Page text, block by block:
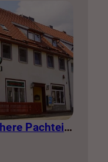
2 freie Wohnungen, sichere Pachteinnahmen & eigene Stromerzeugung